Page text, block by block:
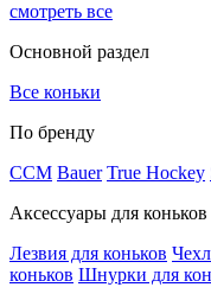
смотреть все
Основной раздел
Все коньки
По бренду
ССМ Bauer True Hockey
Аксессуары для коньков
Лезвия для коньков
коньков Шнурки для